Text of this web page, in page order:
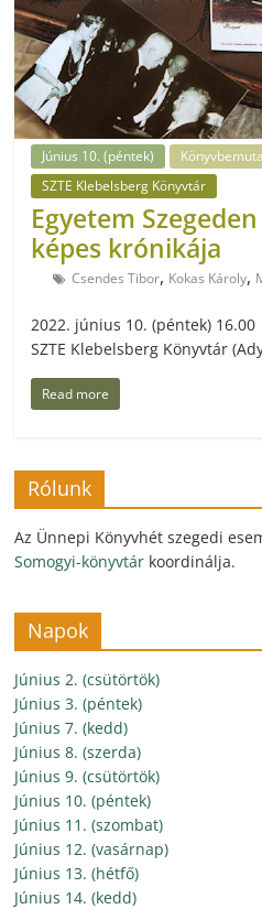
Június 10. (péntek)
SZTE Klebelsberg Könyvtár
Egyetem
képes krónikája
Csendes Tibor, Kokas Károly,
2022. június 10. (péntek) 16.00
SZTE Klebelsberg Könyvtár
Read more
Rólunk
Az Ünnepi Könyvhét szegedi
Somogyi-könyvtár koordinálja.
Napok
Június 2. (csütörtök)
Június 3. (péntek)
Június 7. (kedd)
Június 8. (szerda)
Június 9. (csütörtök)
Június 10. (péntek)
Június 11. (szombat)
Június 12. (vasárnap)
Június 13. (hétfő)
Június 14. (kedd)